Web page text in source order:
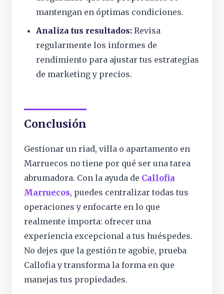
mantengan en óptimas condiciones.
Analiza tus resultados: Revisa
regularmente los informes de
rendimiento para ajustar tus estrategias
de marketing y precios.
Conclusión
Gestionar un riad, villa o apartamento en
Marruecos no tiene por qué ser una tarea
abrumadora. Con la ayuda de Callofia
Marruecos, puedes centralizar todas tus
operaciones y enfocarte en lo que
realmente importa: ofrecer una
experiencia excepcional a tus huéspedes.
No dejes que la gestión te agobie, prueba
Callofia y transforma la forma en que
manejas tus propiedades.